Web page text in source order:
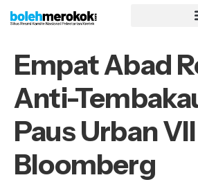
Empat Abad
Anti-
Paus Urban
Bloomberg